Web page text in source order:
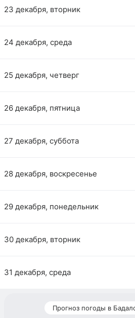
23 декабря, вторник
24 декабря, среда
25 декабря, четверг
26 декабря, пятница
27 декабря, суббота
28 декабря, воскресенье
29 декабря, понедельник
30 декабря, вторник
31 декабря, среда
Прогноз погоды в